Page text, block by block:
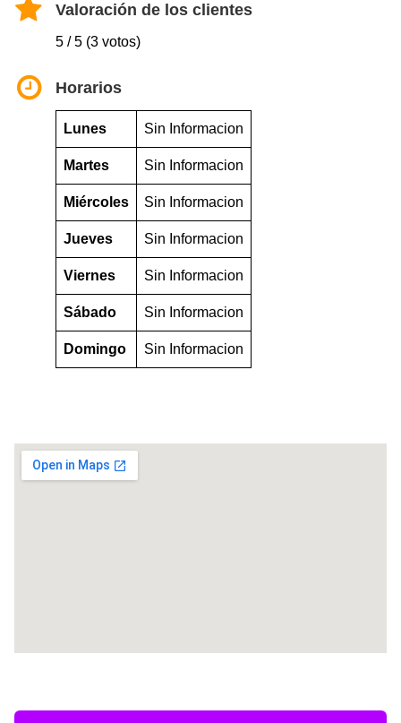
Valoración de los clientes
5 / 5 (3 votos)
Horarios
Lunes Sin Informacion
Martes Sin Informacion
Miércoles Sin Informacion
Jueves Sin Informacion
Viernes Sin Informacion
Sábado Sin Informacion
Domingo Sin Informacion